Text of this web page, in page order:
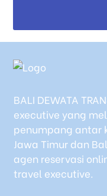
BALI DEWATA
executive yang
penumpang antar
Jawa Timur dan
agen reservasi
travel executive.